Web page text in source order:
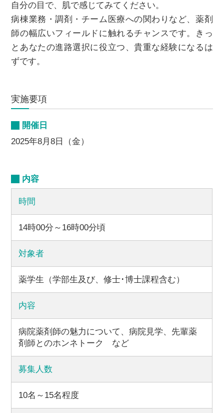
中部国際医療センターサイト
自分の目で、肌で感じてみてください。
病棟業務・調剤・チーム医療への関わりなど、薬剤
師の幅広いフィールドに触れるチャンスです。きっ
とあなたの進路選択に役立つ、貴重な経験になるは
ずです。
実施要項
開催日
2025年8月8日（金）
内容
時間
14時00分～16時00分頃
対象者
薬学生（学部生及び、修士･博士課程含む）
内容
病院薬剤師の魅力について、病院見学、先輩薬
剤師とのホンネトーク など
募集人数
10名～15名程度